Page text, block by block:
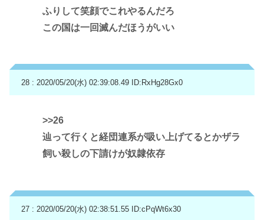
ふりして笑顔でこれやるんだろ
この国は一回滅んだほうがいい
28 : 2020/05/20(水) 02:39:08.49 ID:RxHg28Gx0
>>26
辿って行くと経団連系が吸い上げてるとかザラ
飼い殺しの下請けが奴隷依存
27 : 2020/05/20(水) 02:38:51.55 ID:cPqWt6x30